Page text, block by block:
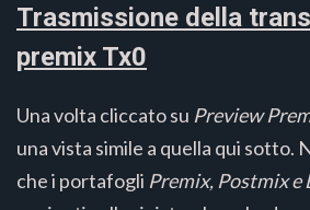
Trasmissione della
premix Tx0
Una volta cliccato su Preview
una vista simile a quella qui
che i portafogli Premix, Postmix e